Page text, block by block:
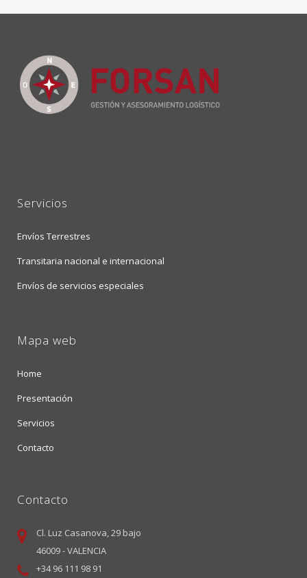
Servicios
Envíos Terrestres
Transitaria nacional e internacional
Envíos de servicios especiales
Mapa web
Home
Presentación
Servicios
Contacto
Contacto
Cl. Luz Casanova, 29 bajo
46009 - VALENCIA
+34 96 111 98 91